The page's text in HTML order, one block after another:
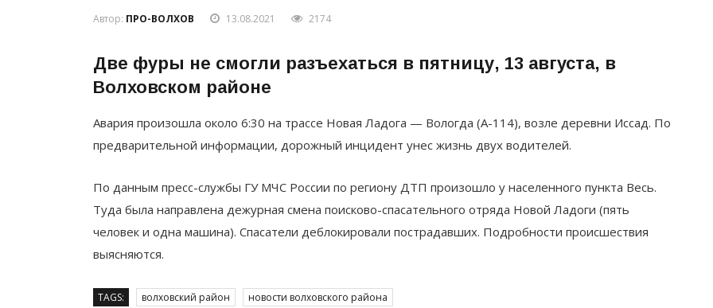
Автор: ПРО-ВОЛХОВ 13.08.2021 2174
Две фуры не смогли разъехаться в пятницу, 13 августа, в
Волховском районе
Авария произошла около 6:30 на трассе Новая Ладога — Вологда (А-114), возле деревни Иссад. По
предварительной информации, дорожный инцидент унес жизнь двух водителей.
По данным пресс-службы ГУ МЧС России по региону ДТП произошло у населенного пункта Весь.
Туда была направлена дежурная смена поисково-спасательного отряда Новой Ладоги (пять
человек и одна машина). Спасатели деблокировали пострадавших. Подробности происшествия
выясняются.
TAGS: волховский район новости волховского района